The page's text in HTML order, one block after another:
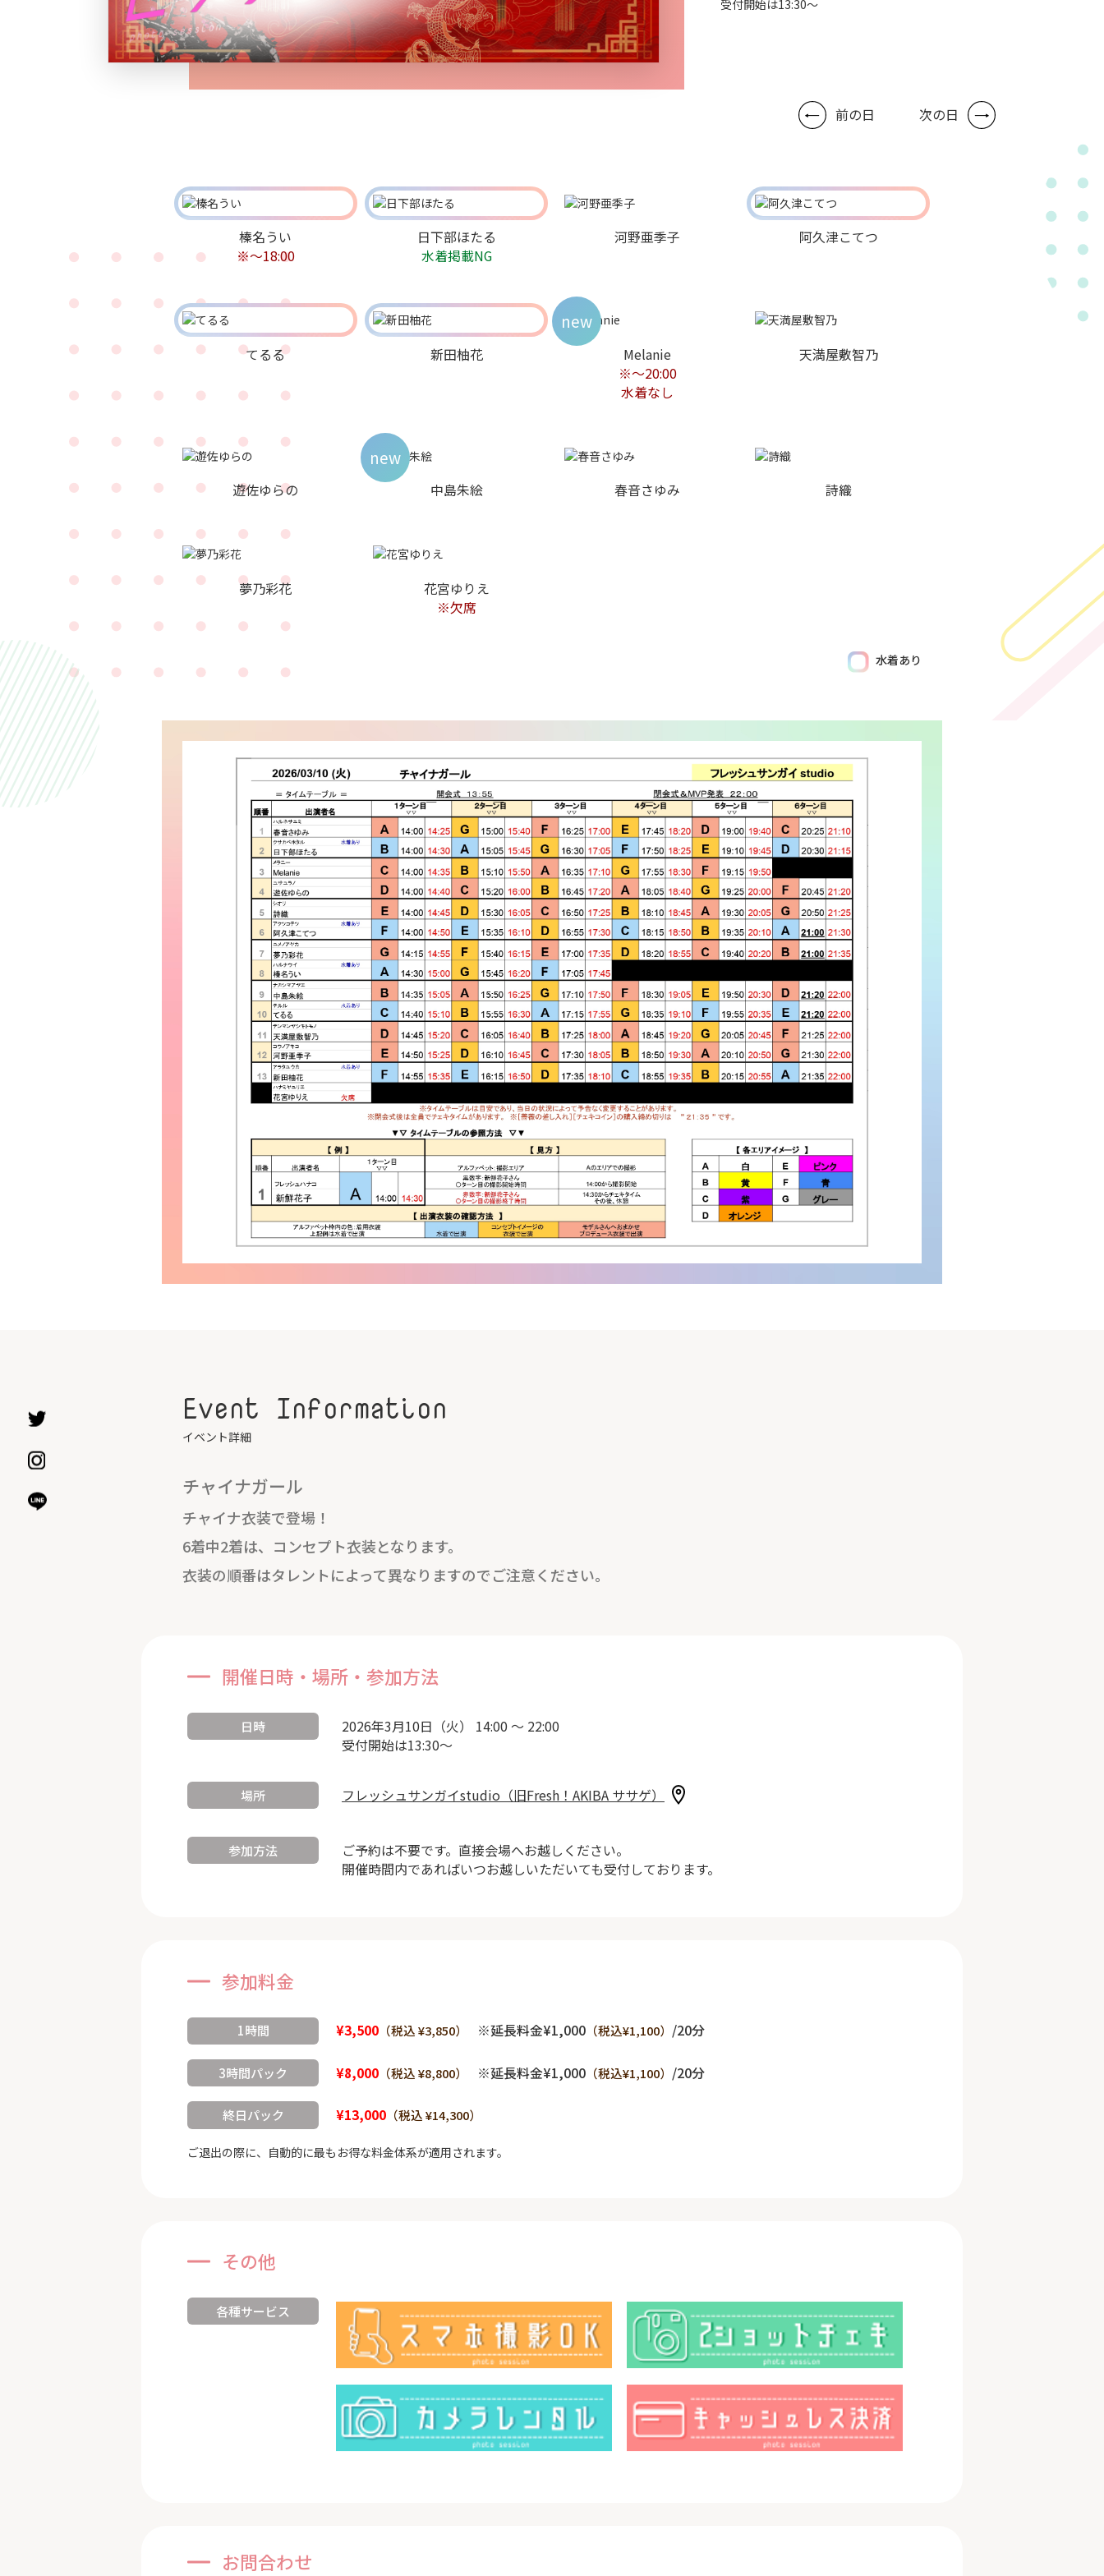
受付開始は13:30～
前の日 次の日
榛名うい
※～18:00
日下部ほたる
水着掲載NG
河野亜季子 阿久津こてつ
てるる 新田柚花
Melanie
※〜20:00
水着なし
new
天満屋敷智乃
遊佐ゆらの 中島朱絵
new
春音さゆみ 詩織
夢乃彩花
花宮ゆりえ
※欠席
水着あり
Event Information
イベント詳細
チャイナガール
チャイナ衣装で登場！
6着中2着は、コンセプト衣装となります。
衣装の順番はタレントによって異なりますのでご注意ください。
開催日時・場所・参加方法
日時
2026年3月10日（火） 14:00 ～ 22:00
受付開始は13:30～
場所 フレッシュサンガイstudio（旧Fresh！AKIBA ササゲ）
参加方法
ご予約は不要です。直接会場へお越しください。
開催時間内であればいつお越しいただいても受付しております。
参加料金
1時間 ¥3,500 （税込 ¥3,850） ※延長料金¥1,000 （税込¥1,100） /20分
3時間パック ¥8,000 （税込 ¥8,800） ※延長料金¥1,000 （税込¥1,100） /20分
終日パック ¥13,000 （税込 ¥14,300）
ご退出の際に、自動的に最もお得な料金体系が適用されます。
その他
各種サービス
お問合わせ